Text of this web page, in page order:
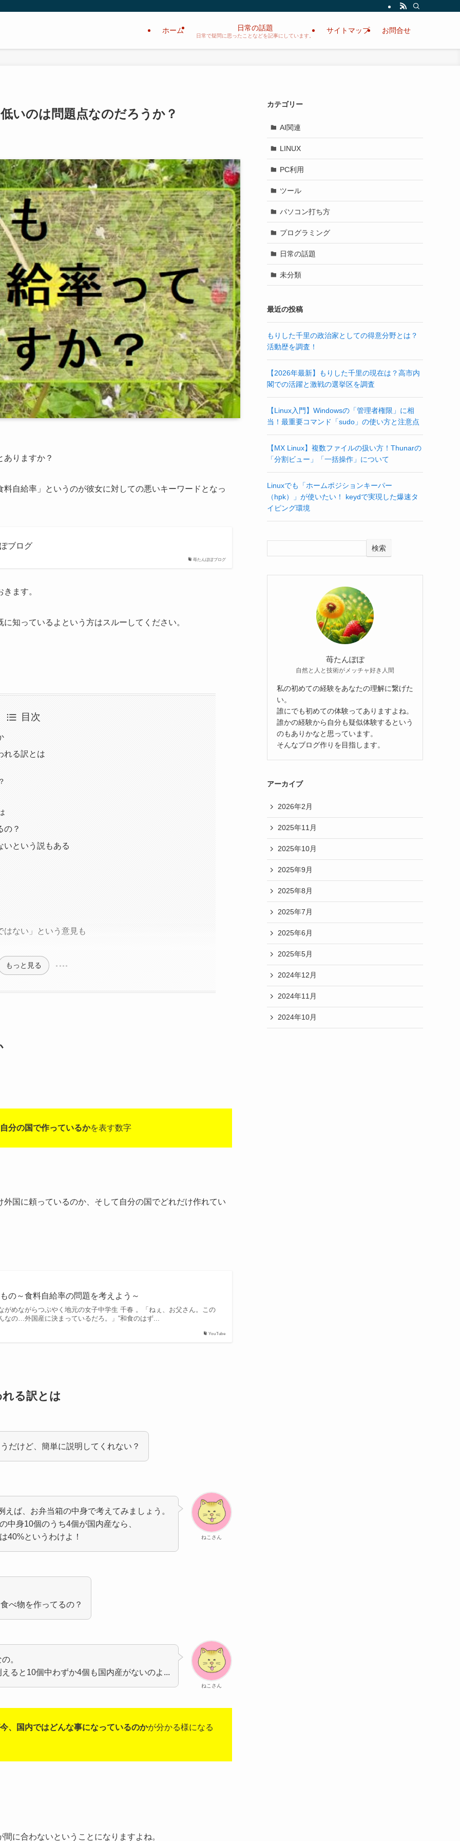
ホーム 日常の話題
日常で疑問に思ったことなどを記事にしています。
サイトマップ お問合せ
いのは問題点なのだろうか？
ありますか？
自給率」というのが彼女に対しての悪いキーワードとなっ
苺たんぽぽブログ
ブログ
ます。
知っているよという方はスルーしてください。
目次
れる訳とは
の？
いという説もある
はない」という意見も
もっと見る
分の国で作っているかを表す数字
国に頼っているのか、そして自分の国でどれだけ作れてい
YouTube
の～食料自給率の問題を考えよう～
がめながらつぶやく地元の女子中学生 千春 。「ねぇ、お父さん。この
なの…外国産に決まっているだろ。」“和食のはず...
る訳とは
だけど、簡単に説明してくれない？
ねこさん
えば、お弁当箱の中身で考えてみましょう。
中身10個のうち4個が国内産なら、
40%というわけよ！
べ物を作ってるの？
ねこさん
。
ると10個中わずか4個も国内産がないのよ...
、国内ではどんな事になっているのかが分かる様になる
に合わないということになりますよね。
カテゴリー
AI関連
LINUX
PC利用
ツール
パソコン打ち方
プログラミング
日常の話題
未分類
最近の投稿
もりした千里の政治家としての得意分野とは？
活動歴を調査！
【2026年最新】もりした千里の現在は？高市内
閣での活躍と激戦の選挙区を調査
【Linux入門】Windowsの「管理者権限」に相
当！最重要コマンド「sudo」の使い方と注意点
【MX Linux】複数ファイルの扱い方！Thunarの
「分割ビュー」「一括操作」について
Linuxでも「ホームポジションキーパー
（hpk）」が使いたい！ keydで実現した爆速タ
イピング環境
検索
苺たんぽぽ
自然と人と技術がメッチャ好き人間
私の初めての経験をあなたの理解に繋げた
い。
誰にでも初めての体験ってありますよね。
誰かの経験から自分も疑似体験するという
のもありかなと思っています。
そんなブログ作りを目指します。
アーカイブ
2026年2月
2025年11月
2025年10月
2025年9月
2025年8月
2025年7月
2025年6月
2025年5月
2024年12月
2024年11月
2024年10月